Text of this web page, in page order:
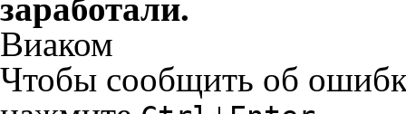
заработали.
Виаком
Чтобы сообщить об